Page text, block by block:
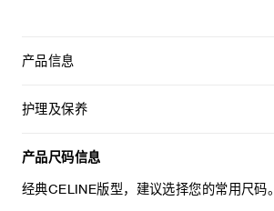
产品信息
经典版型
5个口袋
意大利制造
编号：2G378280D.38NO
护理及保养
仅使用不含漂白剂的洗衣产品。
不可熨烫。
产品尺码信息
经典CELINE版型，建议选择您的常用尺码。